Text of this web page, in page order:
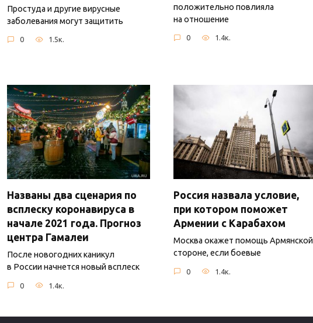
Простуда и другие вирусные
заболевания могут защитить
0 1.5к.
положительно повлияла
на отношение
0 1.4к.
Названы два сценария по
всплеску коронавируса в
начале 2021 года. Прогноз
центра Гамалеи
После новогодних каникул
в России начнется новый всплеск
0 1.4к.
Россия назвала условие,
при котором поможет
Армении с Карабахом
Москва окажет помощь Армянской
стороне, если боевые
0 1.4к.